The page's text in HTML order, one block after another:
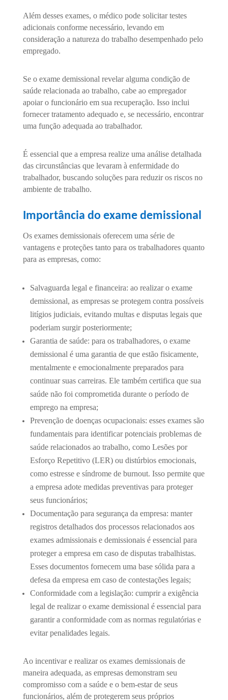
Além desses exames, o médico pode solicitar testes
adicionais conforme necessário, levando em
consideração a natureza do trabalho desempenhado pelo
empregado.
Se o exame demissional revelar alguma condição de
saúde relacionada ao trabalho, cabe ao empregador
apoiar o funcionário em sua recuperação. Isso inclui
fornecer tratamento adequado e, se necessário, encontrar
uma função adequada ao trabalhador.
É essencial que a empresa realize uma análise detalhada
das circunstâncias que levaram à enfermidade do
trabalhador, buscando soluções para reduzir os riscos no
ambiente de trabalho.
Importância do exame demissional
Os exames demissionais oferecem uma série de
vantagens e proteções tanto para os trabalhadores quanto
para as empresas, como:
Salvaguarda legal e financeira: ao realizar o exame
demissional, as empresas se protegem contra possíveis
litígios judiciais, evitando multas e disputas legais que
poderiam surgir posteriormente;
Garantia de saúde: para os trabalhadores, o exame
demissional é uma garantia de que estão fisicamente,
mentalmente e emocionalmente preparados para
continuar suas carreiras. Ele também certifica que sua
saúde não foi comprometida durante o período de
emprego na empresa;
Prevenção de doenças ocupacionais: esses exames são
fundamentais para identificar potenciais problemas de
saúde relacionados ao trabalho, como Lesões por
Esforço Repetitivo (LER) ou distúrbios emocionais,
como estresse e síndrome de burnout. Isso permite que
a empresa adote medidas preventivas para proteger
seus funcionários;
Documentação para segurança da empresa: manter
registros detalhados dos processos relacionados aos
exames admissionais e demissionais é essencial para
proteger a empresa em caso de disputas trabalhistas.
Esses documentos fornecem uma base sólida para a
defesa da empresa em caso de contestações legais;
Conformidade com a legislação: cumprir a exigência
legal de realizar o exame demissional é essencial para
garantir a conformidade com as normas regulatórias e
evitar penalidades legais.
Ao incentivar e realizar os exames demissionais de
maneira adequada, as empresas demonstram seu
compromisso com a saúde e o bem-estar de seus
funcionários, além de protegerem seus próprios